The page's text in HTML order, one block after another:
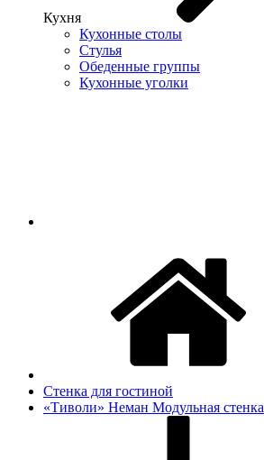
Кухня
Кухонные столы
Стулья
Обеденные группы
Кухонные уголки
Стенка для гостиной
«Тиволи» Неман Модульная